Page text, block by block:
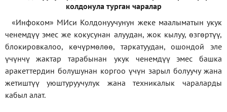
колдонула турган чаралар
«Инфоком» МИси Колдонуучунун жеке маалыматын укук
ченемдүү эмес же кокусунан алуудан, жок кылуу, өзгөртүү,
блокировкалоо, көчүрмөлөө, таркатуудан, ошондой эле
үчүнчү жактар тарабынан укук ченемдүү эмес башка
аракеттердин болушунан коргоо үчүн зарыл болуучу жана
жетиштүү уюштуруучулук жана техникалык чараларды
кабыл алат.